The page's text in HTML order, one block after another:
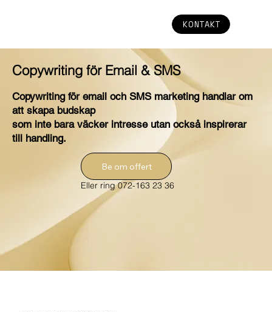
KONTAKT
Copywriting för Email & SMS
Copywriting för email och SMS marketing handlar om
att skapa budskap
som inte bara väcker intresse utan också inspirerar
till handling.
Be om offert
Eller ring 072-163 23 36